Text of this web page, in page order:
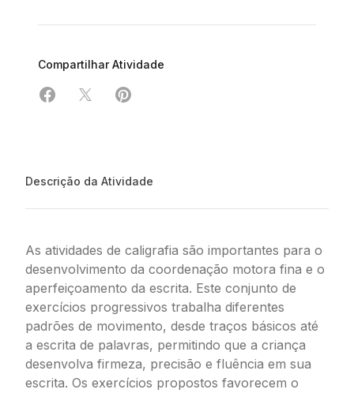
Compartilhar Atividade
Compartilhar em Facebook
Compartilhar em X
Compartilhar em Pinterest
Descrição da Atividade
As atividades de caligrafia são importantes para o
desenvolvimento da coordenação motora fina e o
aperfeiçoamento da escrita. Este conjunto de
exercícios progressivos trabalha diferentes
padrões de movimento, desde traços básicos até
a escrita de palavras, permitindo que a criança
desenvolva firmeza, precisão e fluência em sua
escrita. Os exercícios propostos favorecem o